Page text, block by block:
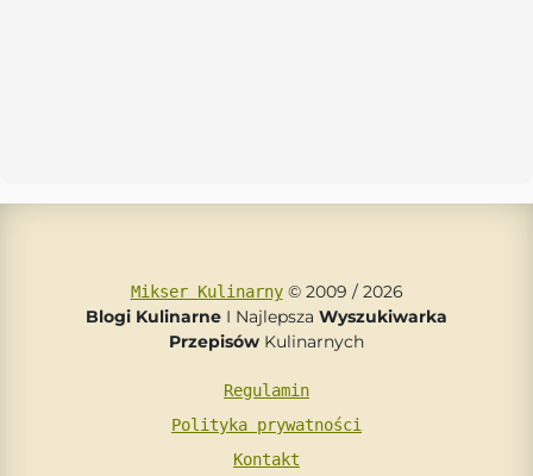
Mikser Kulinarny© 2009 / 2026
Blogi Kulinarne I Najlepsza Wyszukiwarka
Przepisów Kulinarnych
Regulamin
Polityka prywatności
Kontakt